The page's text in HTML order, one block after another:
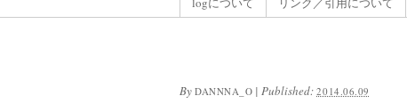
By DANNNA_O |Published:2014.06.09